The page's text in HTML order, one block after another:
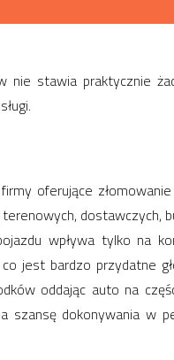
stawia praktycznie
oferujące
dostawczych,
wpływa tylko na
jest bardzo przydatne
oddając auto na
dokonywania w